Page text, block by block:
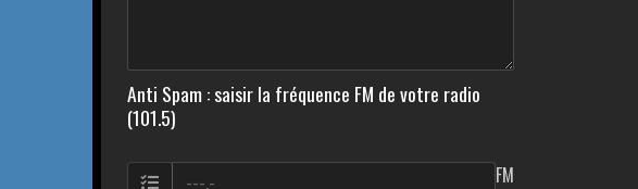
Anti Spam : saisir la fréquence FM de votre radio
(101.5)
FM